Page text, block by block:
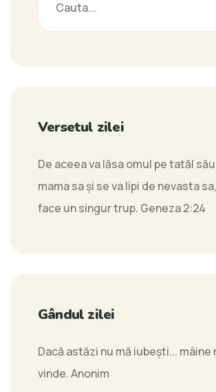
Versetul zilei
De aceea va lăsa omul pe tatăl
mama sa şi se va lipi de nevasta
face un singur trup. Geneza 2:24
Gândul zilei
Dacă astăzi nu mă iubeşti... mâine
vinde.Anonim